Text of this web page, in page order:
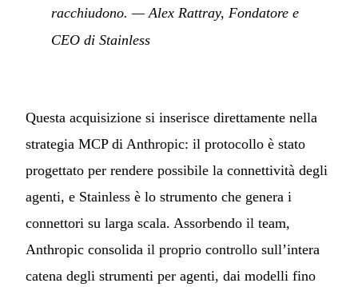
racchiudono. — Alex Rattray, Fondatore e
CEO di Stainless
Questa acquisizione si inserisce direttamente nella
strategia MCP di Anthropic: il protocollo è stato
progettato per rendere possibile la connettività degli
agenti, e Stainless è lo strumento che genera i
connettori su larga scala. Assorbendo il team,
Anthropic consolida il proprio controllo sull’intera
catena degli strumenti per agenti, dai modelli fino